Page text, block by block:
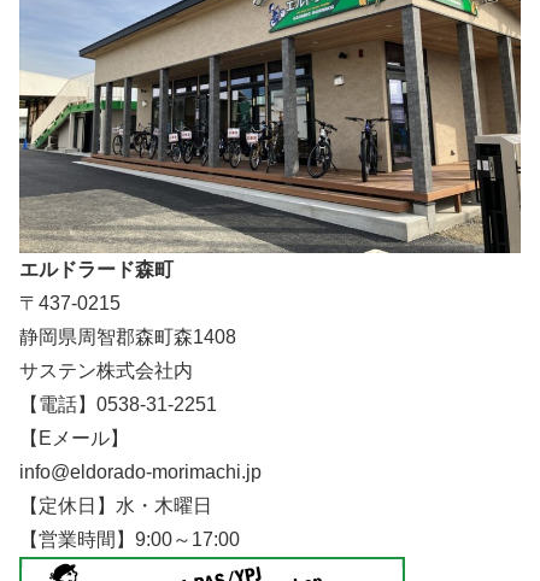
エルドラード森町
〒437-0215
静岡県周智郡森町森1408
サステン株式会社内
【電話】0538-31-2251
【Eメール】
info@eldorado-morimachi.jp
【定休日】水・木曜日
【営業時間】9:00～17:00